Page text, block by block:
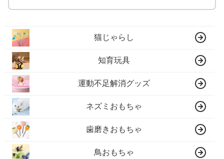
猫じゃらし
知育玩具
運動不足解消グッズ
ネズミおもちゃ
歯磨きおもちゃ
鳥おもちゃ